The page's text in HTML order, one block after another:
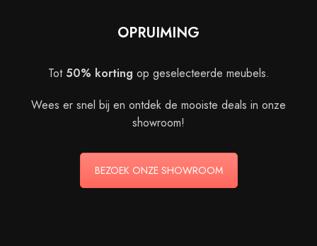
OPRUIMING
Tot 50% korting op geselecteerde meubels.
Wees er snel bij en ontdek de mooiste deals in onze
showroom!
BEZOEK ONZE SHOWROOM